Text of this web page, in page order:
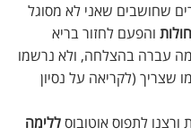
שחושבים שאני לא מסוגל
והפעם לחזור בריא
עברה בהצלחה, ולא נרשמו
שצריך (לקריאה על נסיון
ורצנו לתפוס אוטובוסללימה